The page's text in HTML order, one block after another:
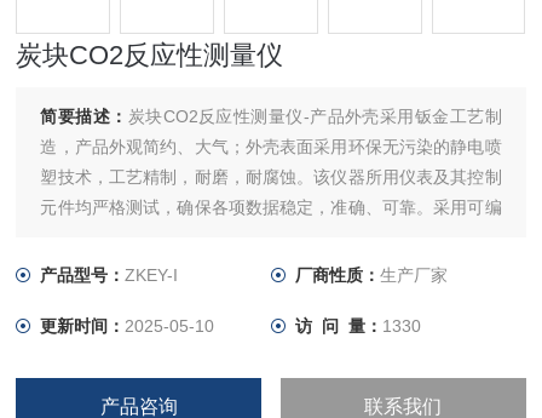
炭块CO2反应性测量仪
简要描述： 炭块CO2反应性测量仪-产品外壳采用钣金工艺制
造，产品外观简约、大气；外壳表面采用环保无污染的静电喷
塑技术，工艺精制，耐磨，耐腐蚀。该仪器所用仪表及其控制
元件均严格测试，确保各项数据稳定，准确、可靠。采用可编
理；通过软件可实现远程监控和数据分析。便捷的人机交互界
率。
产品型号：ZKEY-I 厂商性质： 生产厂家
更新时间： 2025-05-10 访 问 量： 1330
产品咨询 联系我们